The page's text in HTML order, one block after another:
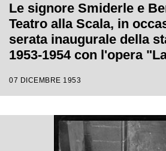
Le signore Smiderle e
Teatro alla Scala, in
serata inaugurale della
1953-1954 con l'opera
Giulini, con la regia di
07 DICEMBRE 1953